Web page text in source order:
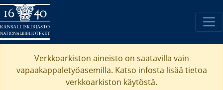
Verkkoarkiston aineisto on saatavilla vain
vapaakappaletyöasemilla. Katso infosta lisää tietoa
verkkoarkiston käytöstä.